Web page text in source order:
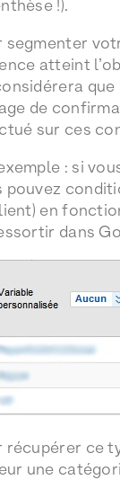
!).
segmenter
atteint
de
sur ces
: si
pouvez
en
dans
récupérer ce
une